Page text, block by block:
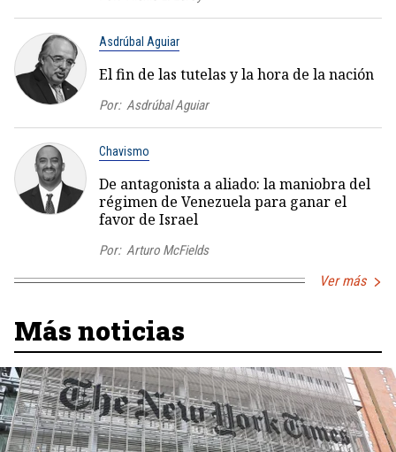
Asdrúbal Aguiar
El fin de las tutelas y la hora de la nación
Por: Asdrúbal Aguiar
Chavismo
De antagonista a aliado: la maniobra del
régimen de Venezuela para ganar el
favor de Israel
Por: Arturo McFields
Ver más
Más noticias